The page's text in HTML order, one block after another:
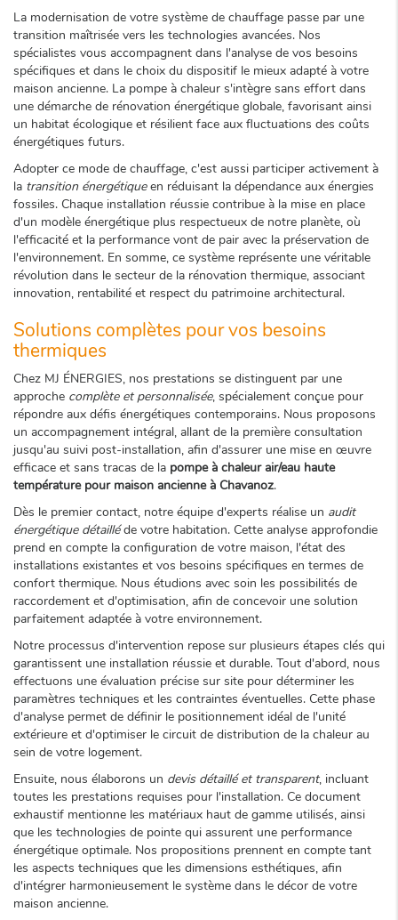
La modernisation de votre système de chauffage passe par une
transition maîtrisée vers les technologies avancées. Nos
spécialistes vous accompagnent dans l'analyse de vos besoins
spécifiques et dans le choix du dispositif le mieux adapté à votre
maison ancienne. La pompe à chaleur s'intègre sans effort dans
une démarche de rénovation énergétique globale, favorisant ainsi
un habitat écologique et résilient face aux fluctuations des coûts
énergétiques futurs.
Adopter ce mode de chauffage, c'est aussi participer activement à
la transition énergétiqueen réduisant la dépendance aux énergies
fossiles. Chaque installation réussie contribue à la mise en place
d'un modèle énergétique plus respectueux de notre planète, où
l'efficacité et la performance vont de pair avec la préservation de
l'environnement. En somme, ce système représente une véritable
révolution dans le secteur de la rénovation thermique, associant
innovation, rentabilité et respect du patrimoine architectural.
Solutions complètes pour vos besoins
thermiques
Chez MJ ÉNERGIES, nos prestations se distinguent par une
approche complète et personnalisée, spécialement conçue pour
répondre aux défis énergétiques contemporains. Nous proposons
un accompagnement intégral, allant de la première consultation
jusqu'au suivi post-installation, afin d'assurer une mise en œuvre
efficace et sans tracas de la pompe à chaleur air/eau haute
température pour maison ancienne à Chavanoz.
Dès le premier contact, notre équipe d'experts réalise un audit
énergétique détailléde votre habitation. Cette analyse approfondie
prend en compte la configuration de votre maison, l'état des
installations existantes et vos besoins spécifiques en termes de
confort thermique. Nous étudions avec soin les possibilités de
raccordement et d'optimisation, afin de concevoir une solution
parfaitement adaptée à votre environnement.
Notre processus d'intervention repose sur plusieurs étapes clés qui
garantissent une installation réussie et durable. Tout d'abord, nous
effectuons une évaluation précise sur site pour déterminer les
paramètres techniques et les contraintes éventuelles. Cette phase
d'analyse permet de définir le positionnement idéal de l'unité
extérieure et d'optimiser le circuit de distribution de la chaleur au
sein de votre logement.
Ensuite, nous élaborons un devis détaillé et transparent, incluant
toutes les prestations requises pour l'installation. Ce document
exhaustif mentionne les matériaux haut de gamme utilisés, ainsi
que les technologies de pointe qui assurent une performance
énergétique optimale. Nos propositions prennent en compte tant
les aspects techniques que les dimensions esthétiques, afin
d'intégrer harmonieusement le système dans le décor de votre
maison ancienne.